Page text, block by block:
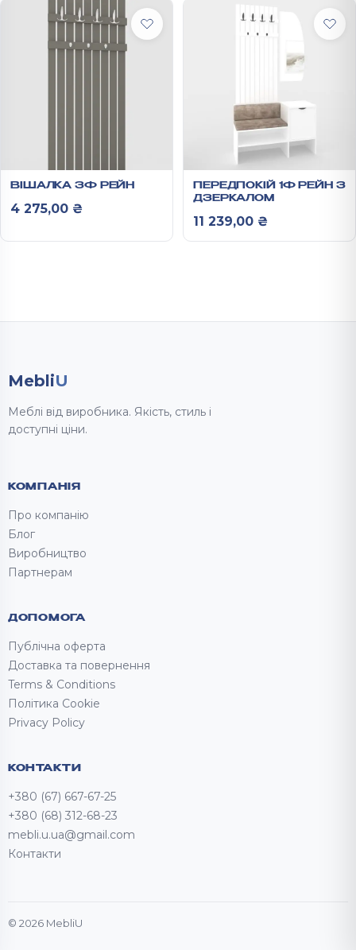
ВІШАЛКА 3Ф РЕЙН
4 275,00 ₴
ПЕРЕДПОКІЙ 1Ф РЕЙН З
ДЗЕРКАЛОМ
11 239,00 ₴
MebliU
Меблі від виробника. Якість, стиль і
доступні ціни.
КОМПАНІЯ
Про компанію
Блог
Виробництво
Партнерам
ДОПОМОГА
Публічна оферта
Доставка та повернення
Terms & Conditions
Політика Cookie
Privacy Policy
КОНТАКТИ
+380 (67) 667-67-25
+380 (68) 312-68-23
mebli.u.ua@gmail.com
Контакти
© 2026 MebliU